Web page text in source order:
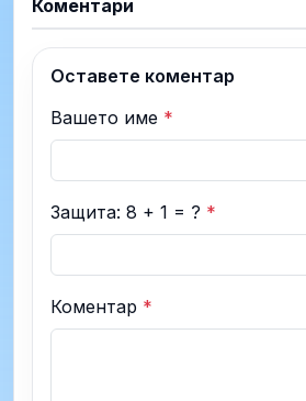
Коментари
Оставете коментар
Вашето име *
Защита: 8 + 1 = ? *
Коментар *